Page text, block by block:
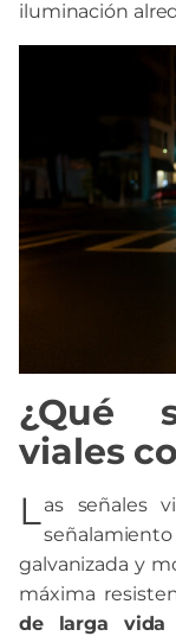
iluminación
¿Qué
viales
Las señales
galvanizada y
máxima
de larga vida